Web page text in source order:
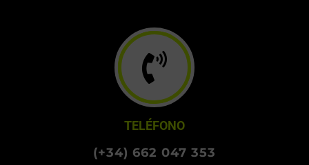
TELÉFONO
(+34) 662 047 353